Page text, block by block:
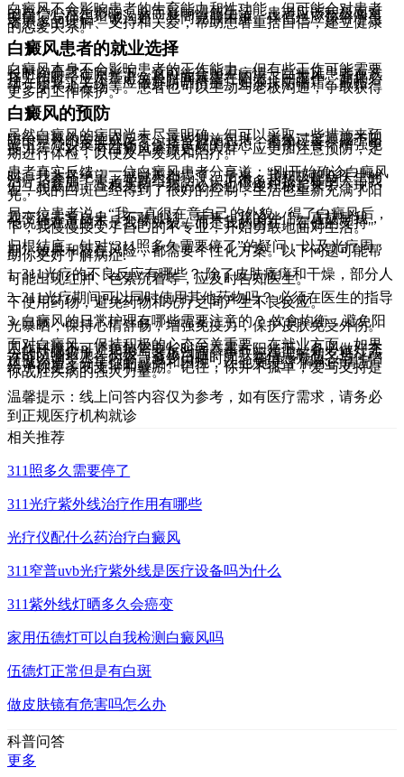
白癜风不会影响患者的生育能力和性功能，但可能会对患者
的自信心产生影响，从而影响情感生活。患者应该积极面对
疾病，与伴侣坦诚沟通，共同克服困难。伴侣也应该给予患
者更多的理解、支持和关爱，帮助患者重拾自信，建立健康
的恋爱关系。
白癜风患者的就业选择
白癜风本身不会影响患者的工作能力，但有些工作可能需要
长时间暴露在阳光下，这可能会加重病情。白癜风患者在选
择工作时，应尽量避免长时间暴露在阳光下的工作。如果必
须在阳光下工作，应做好防晒措施，如涂抹防晒霜、戴帽
子、穿长袖衣物等。患者也可以主动与老板沟通，争取获得
更多的工作保护。
白癜风的预防
虽然白癜风的病因尚未尽量明确，但可以采取一些措施来预
防白癜风的发生或反复。这些措施包括：避免过度暴露于阳
光下，减少皮肤外伤，保持良好的心态，均衡饮食，增强免
疫力等。对于有白癜风家族史的人群，应更加注意预防，定
期进行体检，以便及早发现和治疗。
患者真实反馈：一位白癜风患者分享道：“刚开始确诊白癜风
时，我非常绝望，感觉天都塌了。后来，我积极配合医生的
治疗，参加了患者互助组织，认识了很多和我一样的人，我
们互相鼓励，互相支持，我的心态也慢慢积极起来了。现
在，我的白斑已经得到了很好的控制，生活也重新充满了阳
光。”
另一位患者说：“我一直很在意自己的外貌，得了白癜风后，
我变得非常自卑，不敢出门。后来，我的伴侣一直鼓励我，
他说他在意的不是我的外貌，而是我的内在。在他的支持
下，我慢慢接受了自己的不专业，开始勇敢地面对生活。"
归根结底，针对“311照多久需要停了”的疑问，以及光疗周
期，效果和潜在风险，都需要个性化方案。以下问题可能帮
助你更好了解病症:
1. 311光疗的不良反应有哪些？ 除了皮肤瘙痒和干燥，部分人
可能出现红肿、色素沉着等，应及时告知医生。
2. 311光疗期间可以同时使用其他药物吗？ 必须在医生的指导
下使用药物，避免药物和光疗之间产生不良反应。
3. 白癜风的日常护理有哪些需要注意的？ 饮食均衡，避免阳
光暴晒，保持心情舒畅，增强免疫力，保护皮肤免受外伤。
面对白癜风，保持积极的心态至关重要。在就业方面，如果
工作环境不可避免地需要长时间暴露在阳光下，务必做好充
分的防晒措施。积极与老板沟通，争取获得理解和支持，或
许可以调整工作内容，减少日晒时间。在情感方面，与伴侣
坦诚沟通，分享你的感受和困扰，让他/她更了解你的情况，
给予你更多的支持和鼓励。记住，你并不孤单，爱与支持是
你战胜疾病的强大力量。
温馨提示：线上问答内容仅为参考，如有医疗需求，请务必
到正规医疗机构就诊
相关推荐
311照多久需要停了
311光疗紫外线治疗作用有哪些
光疗仪配什么药治疗白癜风
311窄普uvb光疗紫外线是医疗设备吗为什么
311紫外线灯晒多久会癌变
家用伍德灯可以自我检测白癜风吗
伍德灯正常但是有白斑
做皮肤镜有危害吗怎么办
科普问答
更多